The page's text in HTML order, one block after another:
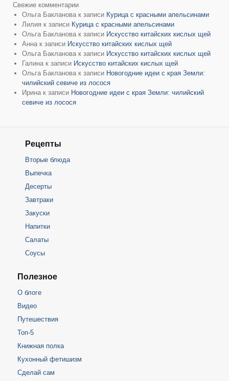
Свежие комментарии
Ольга Бакланова к записи Курица с красными апельсинами
Лилия к записи Курица с красными апельсинами
Ольга Бакланова к записи Искусство китайских кислых щей
Анна к записи Искусство китайских кислых щей
Ольга Бакланова к записи Искусство китайских кислых щей
Галина к записи Искусство китайских кислых щей
Ольга Бакланова к записи Новогодние идеи с края Земли:
чилийский севиче из лосося
Ирина к записи Новогодние идеи с края Земли: чилийский
севиче из лосося
Рецепты
Вторые блюда
Выпечка
Десерты
Завтраки
Закуски
Напитки
Салаты
Соусы
Полезное
О блоге
Видео
Путешествия
Топ-5
Книжная полка
Кухонный фетишизм
Сделай сам